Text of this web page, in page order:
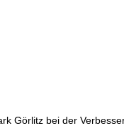
Görlitz bei der